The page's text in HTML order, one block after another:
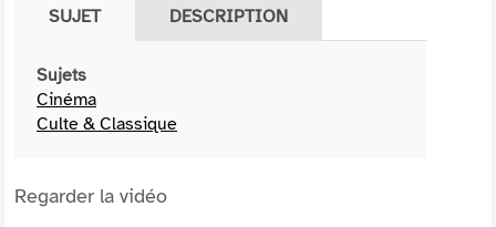
SUJET DESCRIPTION
Sujets
Cinéma
Culte & Classique
Regarder la vidéo